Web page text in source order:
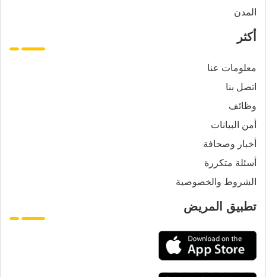
المدن
أكثر
معلومات عنا
اتصل بنا
وظائف
أمن البيانات
أخبار وصحافة
أسئلة متكررة
الشروط والخصوصية
تطبيق المريض